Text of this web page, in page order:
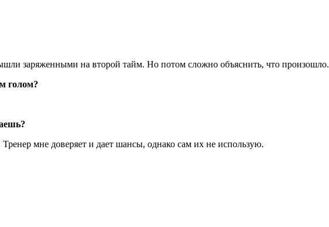
заряженными на второй тайм. Но потом сложно объяснить, что произошло.
голом?
мне доверяет и дает шансы, однако сам их не использую.